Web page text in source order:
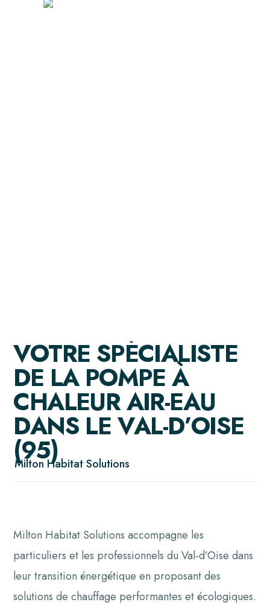
VOTRE SPÉCIALISTE
DE LA POMPEÀ
CHALEURAIR-EAU
DANS LEVAL-D’OISE
(95)
Milton Habitat Solutions
Milton Habitat Solutions accompagne les
particuliers et les professionnels du Val-d’Oise dans
leur transition énergétique en proposant des
solutions de chauffage performantes et écologiques.